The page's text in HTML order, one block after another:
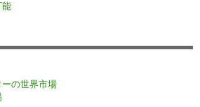
能
の世界市場